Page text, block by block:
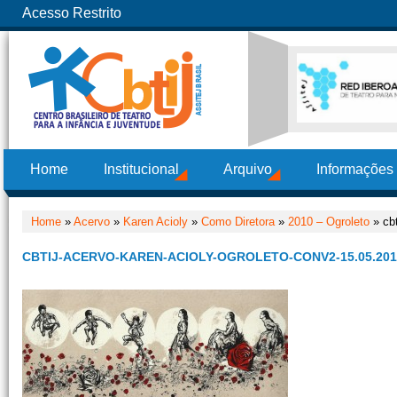
Acesso Restrito
Home Institucional Arquivo
Home » Acervo » Karen Acioly » Como Diretora» 2010 – Ogroleto »
CBTIJ-ACERVO-KAREN-ACIOLY-OGROLETO-CONV2-